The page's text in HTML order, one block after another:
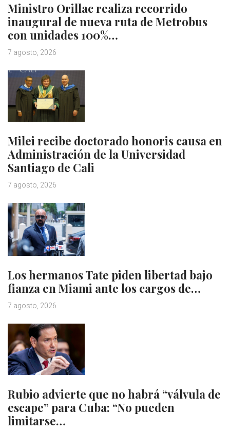
Ministro Orillac realiza recorrido
inaugural de nueva ruta de Metrobus
con unidades 100%…
7 agosto, 2026
Milei recibe doctorado honoris causa en
Administración de la Universidad
Santiago de Cali
7 agosto, 2026
Los hermanos Tate piden libertad bajo
fianza en Miami ante los cargos de…
7 agosto, 2026
Rubio advierte que no habrá “válvula de
escape” para Cuba: “No pueden
limitarse…